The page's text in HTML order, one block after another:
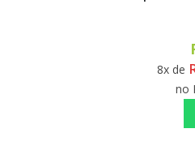
8x de
no